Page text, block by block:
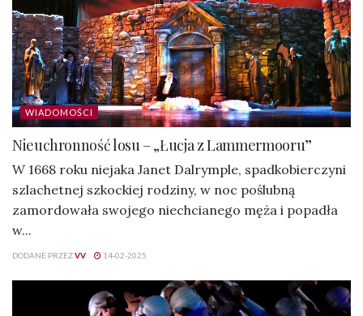
WIADOMOŚCI
Nieuchronność losu – „Łucja z Lammermooru”
W 1668 roku niejaka Janet Dalrymple, spadkobierczyni
szlachetnej szkockiej rodziny, w noc poślubną
zamordowała swojego niechcianego męża i popadła
w...
DODANE PRZEZVV 14-02-2025